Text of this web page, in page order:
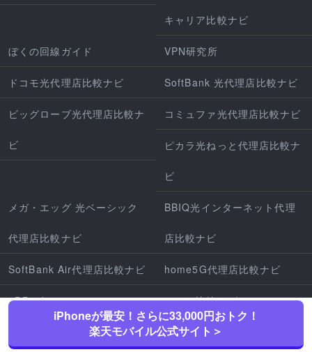
キャリア比較ナビ
ぼくの回線ガイド VPN研究所
ドコモ光代理店比較ナビ SoftBank 光代理店比較ナビ
ビッグローブ光代理店比較ナ
ビ
コミュファ光代理店比較ナビ
ピカラ光ねっと代理店比較ナ
ビ
メガ・エッグ 光ベーシック
代理店比較ナビ
BBIQ光インターネット代理
店比較ナビ
SoftBank Air代理店比較ナビ home5G代理店比較ナビ
4DPocket でんき比較ナビ
電気代節約のミカタ
iPhoneが最安！さらに33,000円おトク！
楽天モバイル公式サイト＞